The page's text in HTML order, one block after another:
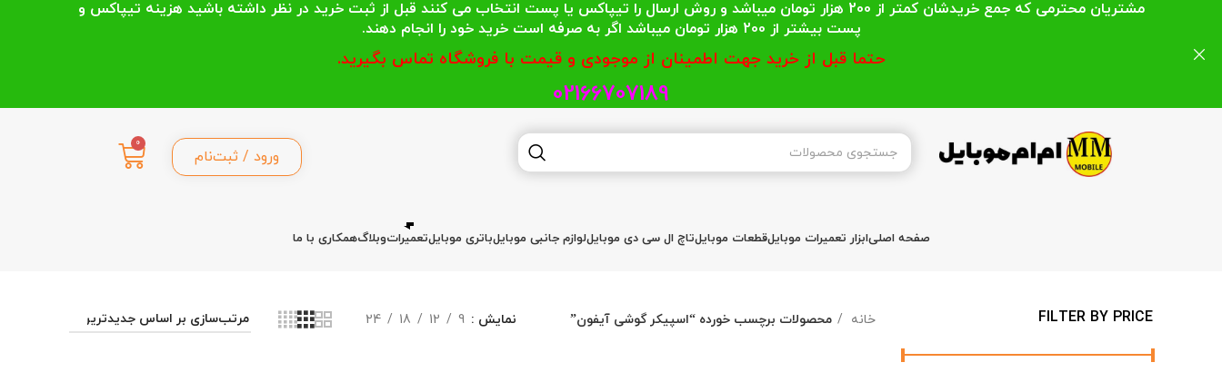
ورود / ثبت‌نام
0
صفحه اصلیابزار تعمیرات موبایلقطعات موبایلتاچ ال سی دی موبایللوازم جانبی موبایلباتری موبایلتعمیراتوبلاگهمکاری با ما
FILTER BY PRICE خانه محصولات برچسب خورده “اسپیکر گوشی آیفون” نمایش 9
12
18
24
مشتریان محترمی که جمع خریدشان کمتر از 200 هزار تومان میباشد و روش ارسال را تیپاکس یا پست انتخاب می کنند قبل از ثبت خرید در نظر داشته باشید هزینه تیپاکس و
پست بیشتر از 200 هزار تومان میباشد اگر به صرفه است خرید خود را انجام دهند.
حتما قبل از خرید جهت اطمینان از موجودی و قیمت با فروشگاه تماس بگیرید.
02166707189